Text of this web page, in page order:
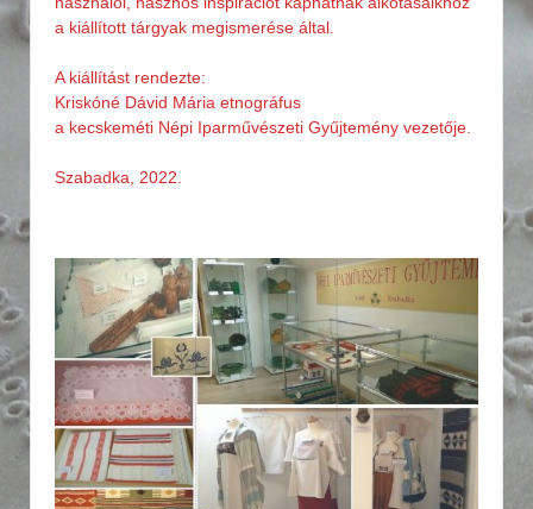
a kiállított tárgyak megismerése által.
A kiállítást rendezte:
Kriskóné Dávid Mária etnográfus
a kecskeméti Népi Iparművészeti Gyűjtemény vezetője.
Szabadka, 2022.